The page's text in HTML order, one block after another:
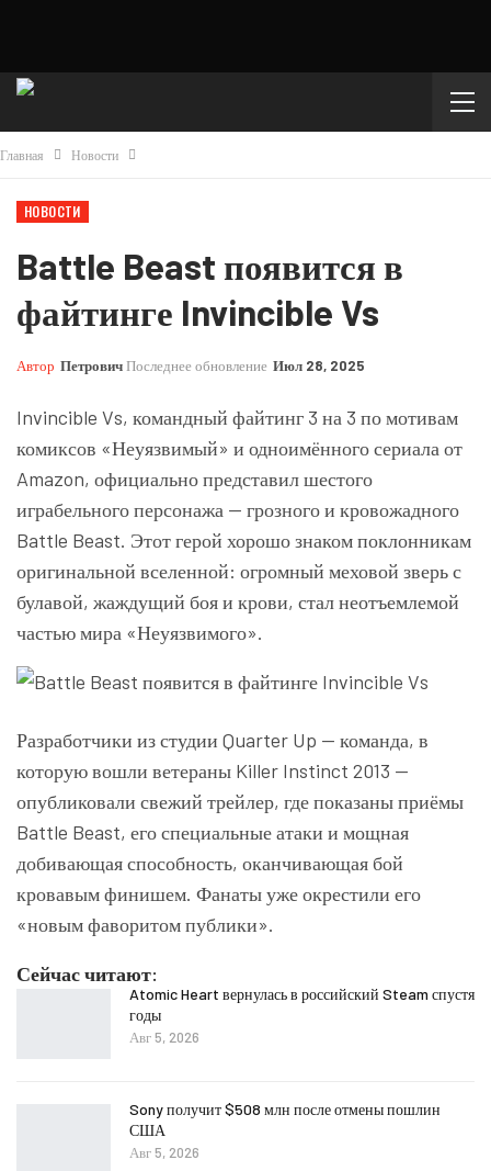
Главная Новости
НОВОСТИ
Battle Beast появится в
файтинге Invincible Vs
Автор ПетровичПоследнее обновление Июл 28, 2025
Invincible Vs, командный файтинг 3 на 3 по мотивам
комиксов «Неуязвимый» и одноимённого сериала от
Amazon, официально представил шестого
играбельного персонажа — грозного и кровожадного
Battle Beast. Этот герой хорошо знаком поклонникам
оригинальной вселенной: огромный меховой зверь с
булавой, жаждущий боя и крови, стал неотъемлемой
частью мира «Неуязвимого».
Разработчики из студии Quarter Up — команда, в
которую вошли ветераны Killer Instinct 2013 —
опубликовали свежий трейлер, где показаны приёмы
Battle Beast, его специальные атаки и мощная
добивающая способность, оканчивающая бой
кровавым финишем. Фанаты уже окрестили его
«новым фаворитом публики».
Сейчас читают:
Atomic Heart вернулась в российский Steam спустя
годы
Авг 5, 2026
Sony получит $508 млн после отмены пошлин
США
Авг 5, 2026